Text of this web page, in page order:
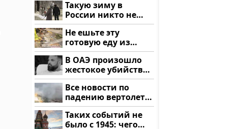
Такую зиму в
России никто не
ждал: как так?!
Не ешьте эту
готовую еду из
магазина: список
В ОАЭ произошло
жестокое убийство
криптомиллионера
Все новости по
падению вертолета
на Кавказе: читать
здесь
Таких событий не
было с 1945: чего